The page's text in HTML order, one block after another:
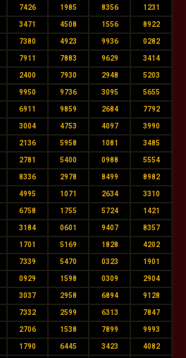
7426 1985 8356 1231
3471 4508 1556 8922
7380 4923 9936 0282
7911 7883 9629 3414
2400 7930 2948 5203
9950 9736 3095 5655
6911 9859 2684 7792
3004 4753 4097 3990
2136 5958 1081 3485
2781 5400 0988 5554
8336 2978 8499 8982
4995 1071 2634 3310
6758 1755 5724 1421
3184 0601 9407 8357
1701 5169 1828 4202
7339 5470 0323 1901
0929 1598 0309 2904
3037 2958 6894 9128
7332 2599 6313 7847
2706 1538 7899 9993
1790 6445 3423 4082